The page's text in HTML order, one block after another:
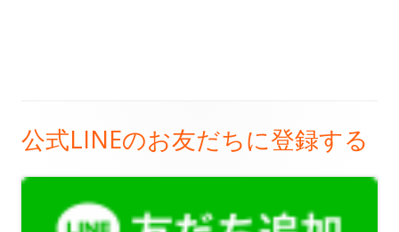
メ
イ
公式LINEのお友だちに登録する